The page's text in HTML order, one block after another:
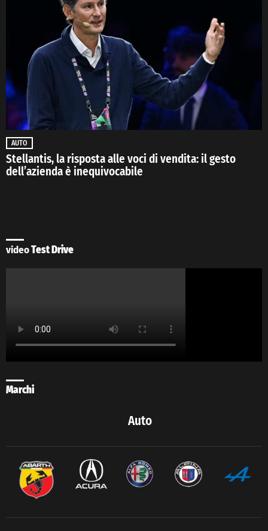
AUTO
Stellantis, la risposta alle voci di vendita: il gesto
dell’azienda è inequivocabile
videoTest Drive
Marchi
Auto